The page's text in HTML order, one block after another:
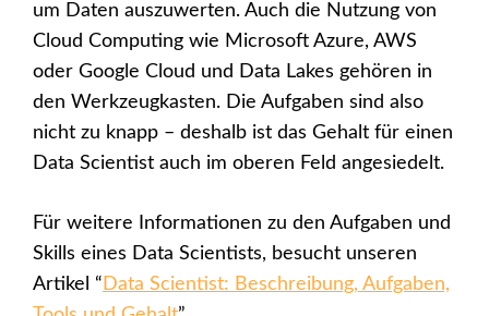
um Daten auszuwerten. Auch die Nutzung von
Cloud Computing wie Microsoft Azure, AWS
oder Google Cloud und Data Lakes gehören in
den Werkzeugkasten. Die Aufgaben sind also
nicht zu knapp – deshalb ist das Gehalt für einen
Data Scientist auch im oberen Feld angesiedelt.
Für weitere Informationen zu den Aufgaben und
Skills eines Data Scientists, besucht unseren
Artikel “ Data Scientist: Beschreibung, Aufgaben,